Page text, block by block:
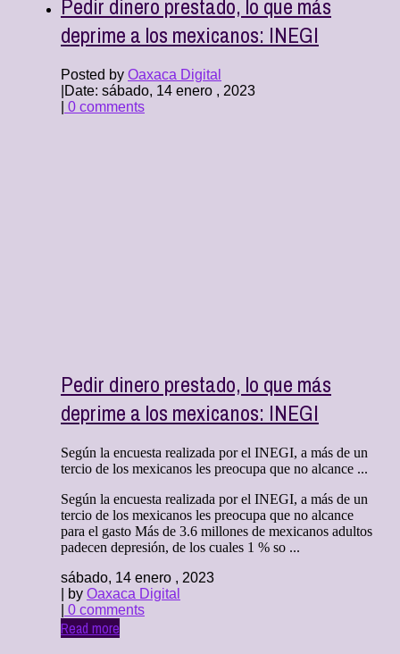
Pedir dinero prestado, lo que más
deprime a los mexicanos: INEGI
Posted by Oaxaca Digital
Date: sábado, 14 enero , 2023
0 comments
Pedir dinero prestado, lo que más
deprime a los mexicanos: INEGI
Según la encuesta realizada por el INEGI, a más de un
tercio de los mexicanos les preocupa que no alcance ...
Según la encuesta realizada por el INEGI, a más de un
tercio de los mexicanos les preocupa que no alcance
para el gasto Más de 3.6 millones de mexicanos adultos
padecen depresión, de los cuales 1 % so ...
sábado, 14 enero , 2023
| by Oaxaca Digital
0 comments
Read more